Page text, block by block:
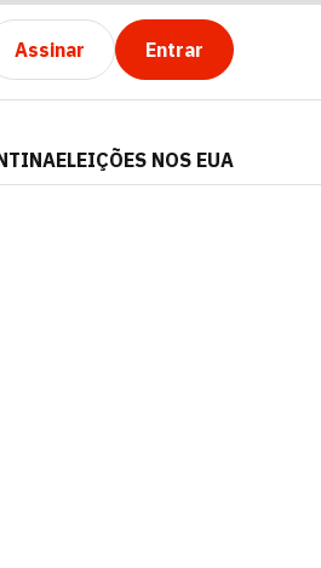
Assinar Entrar
ELEIÇÕES NOS EUA